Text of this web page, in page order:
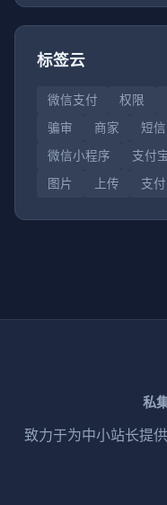
标签云
微信支付 权限
骗审
商家 短信
微信小程序
支付
图片
上传 支付
私
致力于为中小站长提